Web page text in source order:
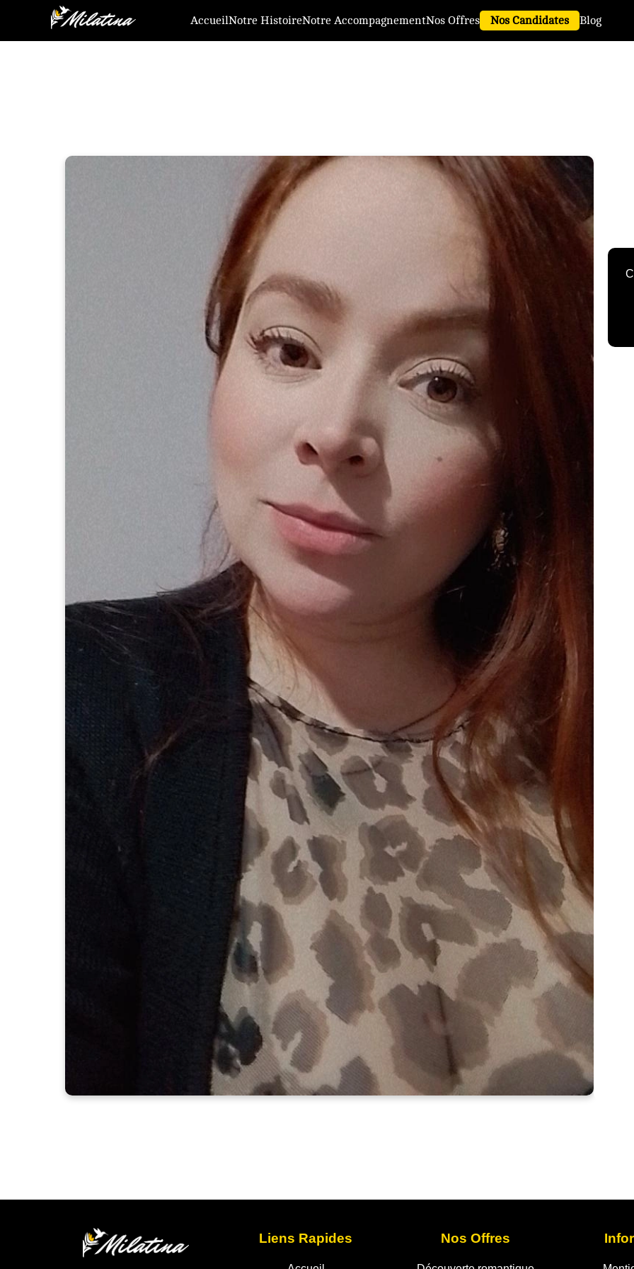
AccueilNotre HistoireNotre AccompagnementNos Offres Nos Candidates Blog
Liens Rapides Nos Offres